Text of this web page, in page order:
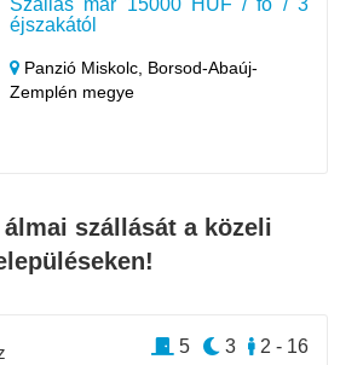
éjszakától
Panzió Miskolc, Borsod-Abaúj-
Zemplén megye
szállását a közeli
2 - 16
3
5